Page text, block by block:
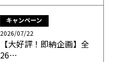
キャンペーン
2026/07/22
【大好評！即納企画】全
26…